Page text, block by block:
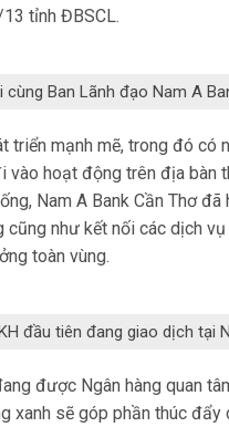
tỉnh ĐBSCL.
cùng Ban Lãnh đạo Nam A
triển mạnh mẽ, trong đó có
vào hoạt động trên địa bàn
Nam A Bank Cần Thơ
như kết nối các dịch
toàn vùng.
đầu tiên đang giao dịch tại
được Ngân hàng quan
xanh sẽ góp phần thúc